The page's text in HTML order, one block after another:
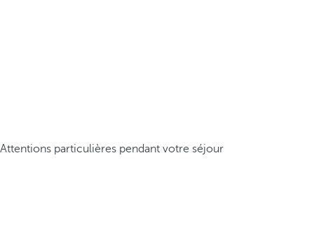
Attentions particulières pendant votre séjour